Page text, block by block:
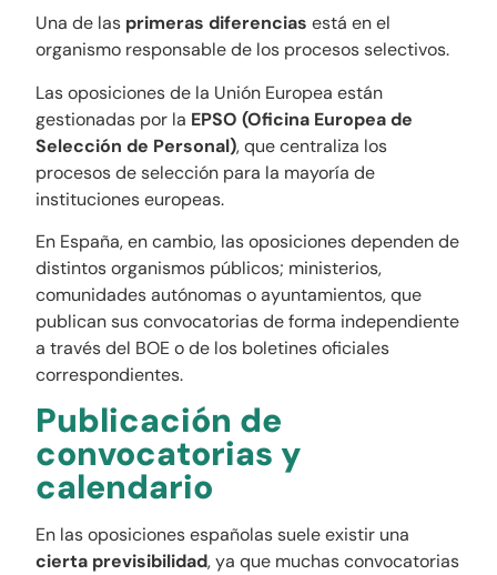
Una de las primeras diferencias está en el
organismo responsable de los procesos selectivos.
Las oposiciones de la Unión Europea están
gestionadas por la EPSO (Oficina Europea de
Selección de Personal), que centraliza los
procesos de selección para la mayoría de
instituciones europeas.
En España, en cambio, las oposiciones dependen de
distintos organismos públicos; ministerios,
comunidades autónomas o ayuntamientos, que
publican sus convocatorias de forma independiente
a través del BOE o de los boletines oficiales
correspondientes.
Publicación de
convocatorias y
calendario
En las oposiciones españolas suele existir una
cierta previsibilidad, ya que muchas convocatorias